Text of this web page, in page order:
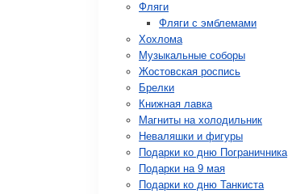
Фляги
Фляги с эмблемами
Хохлома
Музыкальные соборы
Жостовская роспись
Брелки
Книжная лавка
Магниты на холодильник
Неваляшки и фигуры
Подарки ко дню Пограничника
Подарки на 9 мая
Подарки ко дню Танкиста